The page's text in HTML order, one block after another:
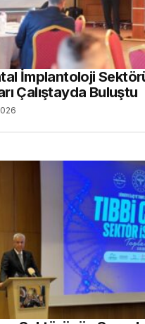
İmplantoloji
Çalıştayda Buluştu